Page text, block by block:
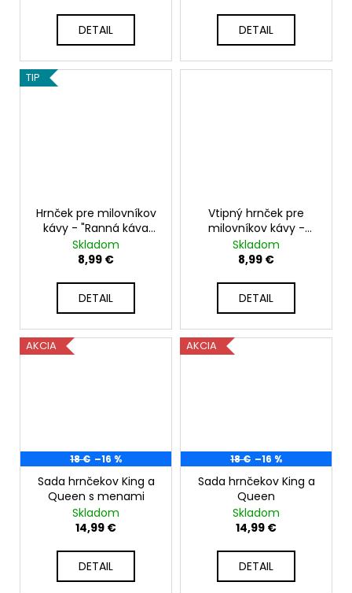
DETAIL DETAIL
TIP
Hrnček pre milovníkov
kávy - "Ranná káva
volá"
Skladom
8,99 €
DETAIL
Vtipný hrnček pre
milovníkov kávy -
330ml biely
Skladom
8,99 €
DETAIL
AKCIA
18 € –16 %
Sada hrnčekov King a
Queen s menami
Skladom
14,99 €
DETAIL
AKCIA
18 € –16 %
Sada hrnčekov King a
Queen
Skladom
14,99 €
DETAIL